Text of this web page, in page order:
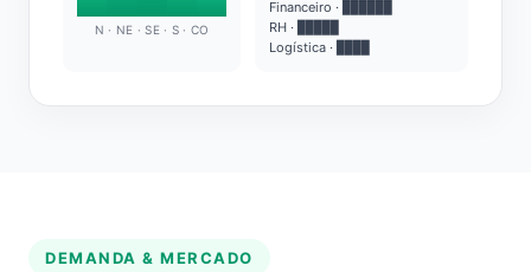
N · NE · SE · S · CO
Financeiro · ██████
RH · █████
Logística · ████
DEMANDA & MERCADO